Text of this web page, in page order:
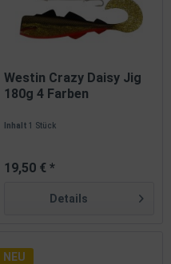
Westin Crazy Daisy Jig
180g 4 Farben
Inhalt1 Stück
19,50 € *
Details
NEU